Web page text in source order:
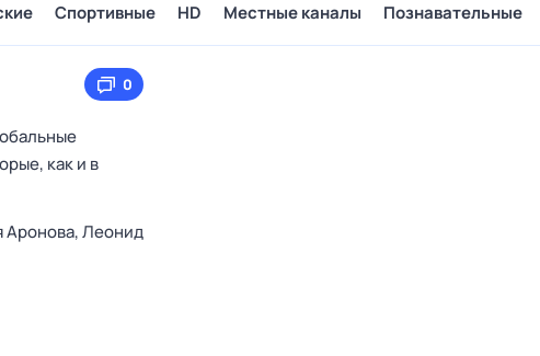
Спортивные HD Местные каналы Познавательные
0
как и в
Аронова,Леонид